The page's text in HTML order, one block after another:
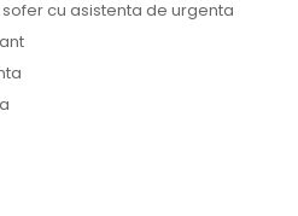
cu asistenta de urgenta